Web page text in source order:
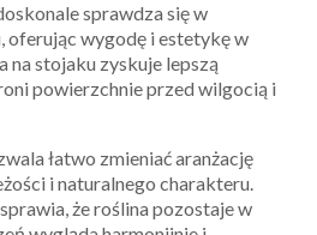
sprawdza się w
oferując wygodę i estetykę w
na stojaku zyskuje lepszą
powierzchnie przed wilgocią i
łatwo zmieniać aranżację
i naturalnego charakteru.
że roślina pozostaje w